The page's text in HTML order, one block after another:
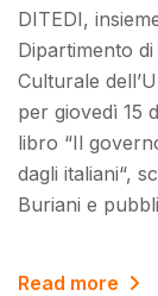
DITEDI,
Dipartimento
Culturale
per giovedì 15
libro “Il
dagli italiani“,
Buriani e
Read more